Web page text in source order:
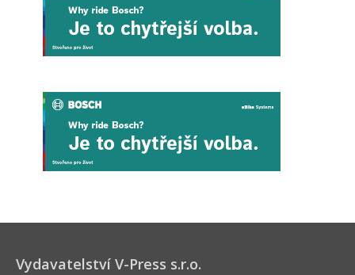
Vydavatelství V-Press s.r.o.